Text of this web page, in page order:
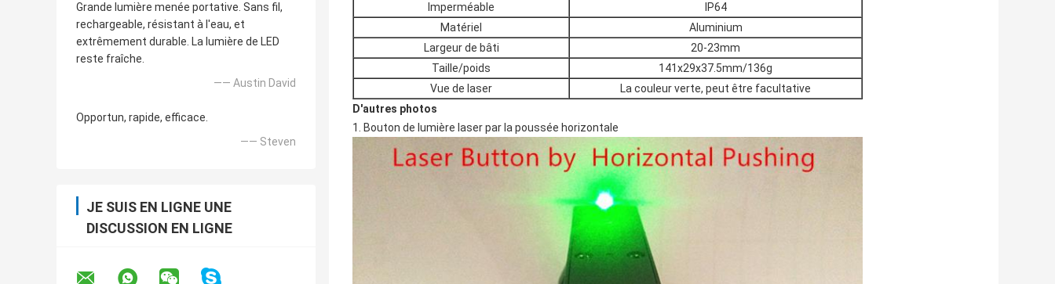
Grande lumière menée portative. Sans fil,
rechargeable, résistant à l'eau, et
extrêmement durable. La lumière de LED
reste fraîche.
—— Austin David
Opportun, rapide, efficace.
—— Steven
JE SUIS EN LIGNE UNE
DISCUSSION EN LIGNE
Imperméable
IP64
Matériel
Aluminium
Largeur de bâti
20-23mm
Taille/poids
141x29x37.5mm/136g
Vue de laser
La couleur verte, peut être facultative
D'autres photos
1. Bouton de lumière laser par la poussée horizontale